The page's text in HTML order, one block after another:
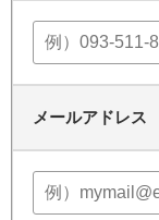
メールアドレス